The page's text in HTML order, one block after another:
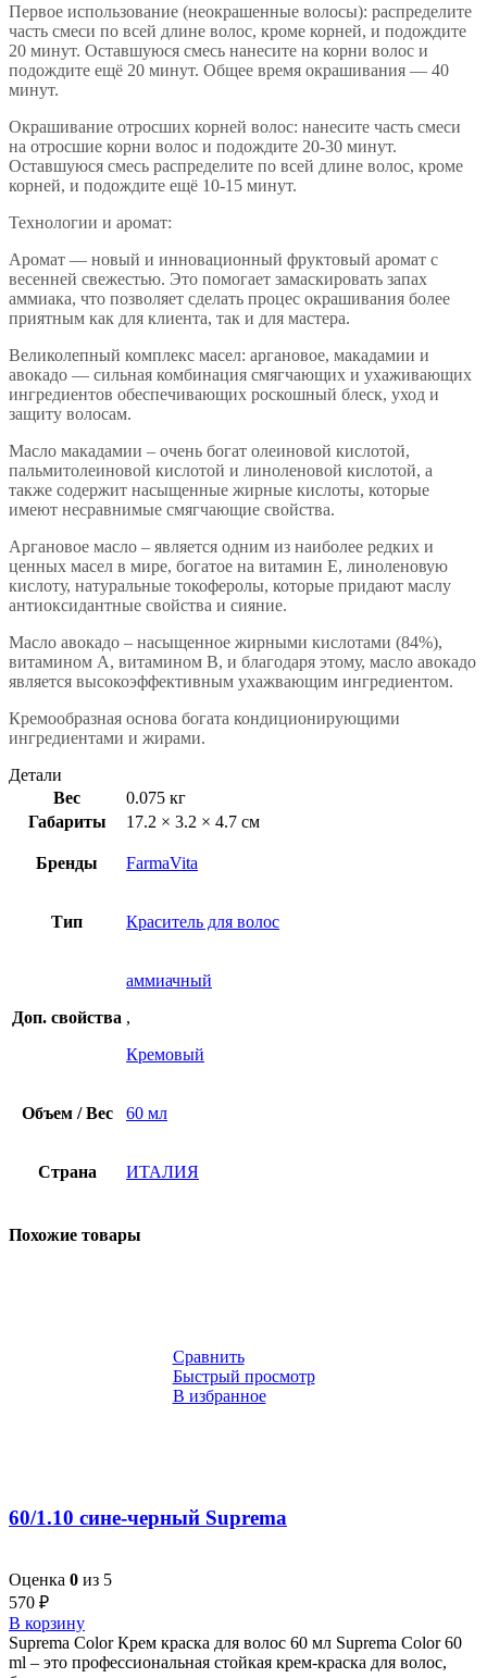
Первое использование (неокрашенные волосы): распределите
часть смеси по всей длине волос, кроме корней, и подождите
20 минут. Оставшуюся смесь нанесите на корни волос и
подождите ещё 20 минут. Общее время окрашивания — 40
минут.
Окрашивание отросших корней волос: нанесите часть смеси
на отросшие корни волос и подождите 20-30 минут.
Оставшуюся смесь распределите по всей длине волос, кроме
корней, и подождите ещё 10-15 минут.
Технологии и аромат:
Аромат — новый и инновационный фруктовый аромат с
весенней свежестью. Это помогает замаскировать запах
аммиака, что позволяет сделать процес окрашивания более
приятным как для клиента, так и для мастера.
Великолепный комплекс масел: аргановое, макадамии и
авокадо — сильная комбинация смягчающих и ухаживающих
ингредиентов обеспечивающих роскошный блеск, уход и
защиту волосам.
Масло макадамии – очень богат олеиновой кислотой,
пальмитолеиновой кислотой и линоленовой кислотой, а
также содержит насыщенные жирные кислоты, которые
имеют несравнимые смягчающие свойства.
Аргановое масло – является одним из наиболее редких и
ценных масел в мире, богатое на витамин Е, линоленовую
кислоту, натуральные токоферолы, которые придают маслу
антиоксидантные свойства и сияние.
Масло авокадо – насыщенное жирными кислотами (84%),
витамином А, витамином В, и благодаря этому, масло авокадо
является высокоэффективным ухажвающим ингредиентом.
Кремообразная основа богата кондиционирующими
ингредиентами и жирами.
Детали
Вес
0.075 кг
Габариты
17.2 × 3.2 × 4.7 см
Бренды FarmaVita
Тип Краситель для волос
Доп. свойства
аммиачный
,
Кремовый
Объем / Вес 60 мл
Страна ИТАЛИЯ
Похожие товары
Сравнить
Быстрый просмотр
В избранное
60/1.10 сине-черный Suprema
Оценка 0 из 5
570 ₽
В корзину
Suprema Color Крем краска для волос 60 мл Suprema Color 60
ml – это профессиональная стойкая крем-краска для волос,